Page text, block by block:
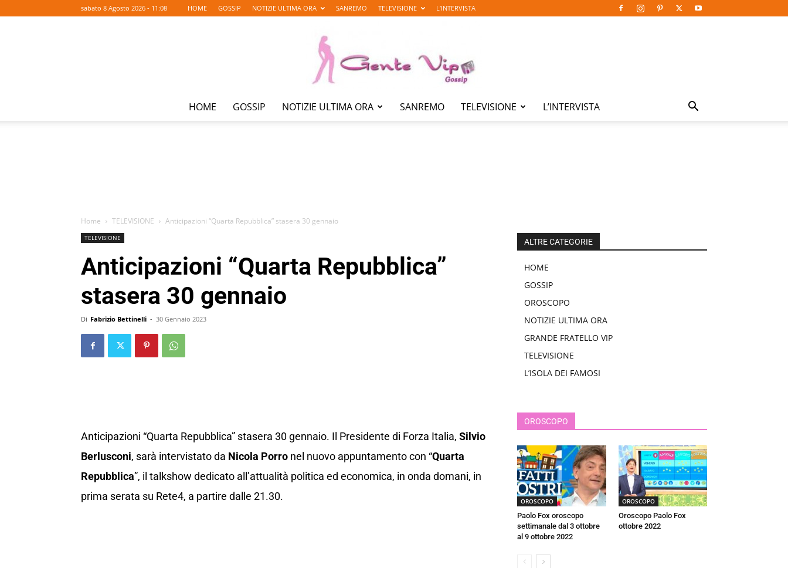
sabato 8 Agosto 2026 - 11:08 HOME GOSSIP NOTIZIE ULTIMA ORA SANREMO TELEVISIONE L’INTERVISTA
HOME GOSSIP NOTIZIE ULTIMA ORA SANREMO TELEVISIONE L’INTERVISTA
Home TELEVISIONE Anticipazioni “Quarta Repubblica” stasera 30 gennaio
TELEVISIONE
Anticipazioni “Quarta Repubblica”
stasera 30 gennaio
Di Fabrizio Bettinelli - 30 Gennaio 2023
Anticipazioni “Quarta Repubblica” stasera 30 gennaio. Il Presidente di Forza Italia, Silvio
Berlusconi, sarà intervistato da Nicola Porro nel nuovo appuntamento con “Quarta
Repubblica”, il talkshow dedicato all’attualità politica ed economica, in onda domani, in
prima serata su Rete4, a partire dalle 21.30.
ALTRE CATEGORIE
HOME
GOSSIP
OROSCOPO
NOTIZIE ULTIMA ORA
GRANDE FRATELLO VIP
TELEVISIONE
L’ISOLA DEI FAMOSI
OROSCOPO
OROSCOPO
Paolo Fox oroscopo
settimanale dal 3 ottobre
al 9 ottobre 2022
OROSCOPO
Oroscopo Paolo Fox
ottobre 2022